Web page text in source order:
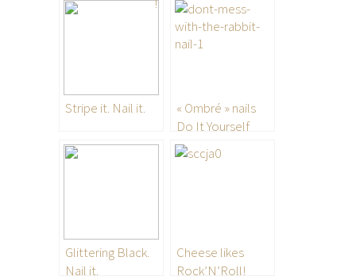
Stripe it. Nail it.
« Ombré » nails
Do It Yourself
Glittering Black.
Nail it.
Cheese likes
Rock’N’Roll!